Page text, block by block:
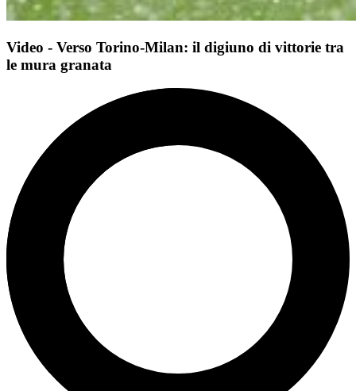
Video - Verso Torino-Milan: il digiuno di vittorie tra
le mura granata